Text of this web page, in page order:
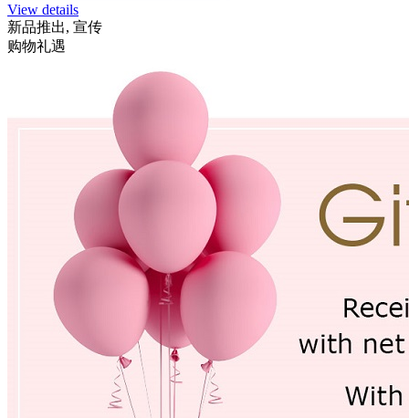
View details
新品推出, 宣传
购物礼遇